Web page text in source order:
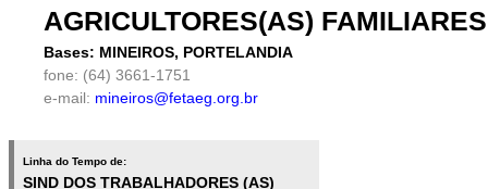
AGRICULTORES(AS)
Bases: MINEIROS, PORTELANDIA
fone: (64) 3661-1751
e-mail: mineiros@fetaeg.org.br
Linha do Tempo de:
SIND DOS TRABALHADORES (AS)